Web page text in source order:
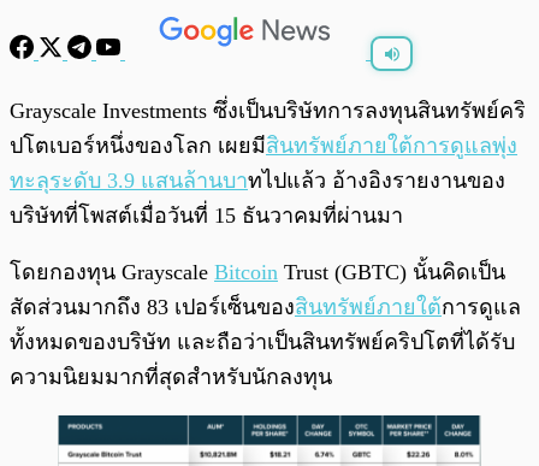
0:00 0:00
Grayscale Investments ซึ่งเป็นบริษัทการลงทุนสินทรัพย์คริ
ปโตเบอร์หนึ่งของโลก เผยมีสินทรัพย์ภายใต้การดูแลพุ่ง
ทะลุระดับ 3.9 แสนล้านบาทไปแล้ว อ้างอิงรายงานของ
บริษัทที่โพสต์เมื่อวันที่ 15 ธันวาคมที่ผ่านมา
โดยกองทุน Grayscale Bitcoin Trust (GBTC) นั้นคิดเป็น
สัดส่วนมากถึง 83 เปอร์เซ็นของสินทรัพย์ภายใต้การดูแล
ทั้งหมดของบริษัท และถือว่าเป็นสินทรัพย์คริปโตที่ได้รับ
ความนิยมมากที่สุดสำหรับนักลงทุน